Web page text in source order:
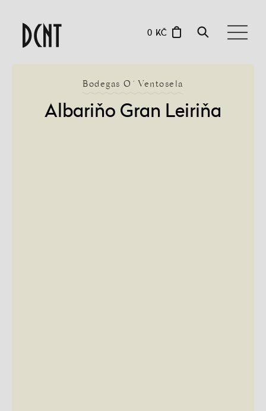
0 KČ
Bodegas O´Ventosela
Albariňo Gran Leiriňa